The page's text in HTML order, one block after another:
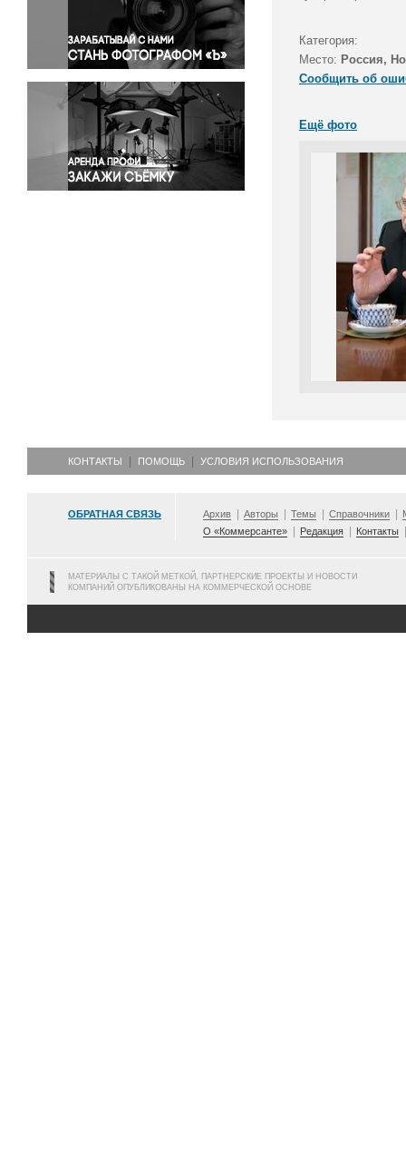
Правосудие
Происшествия и конфликты
Религия
Светская жизнь
Спорт
Экология
Экономика и бизнес
Категория:
Место: Россия,
Сообщить об
Ещё фото
КОНТАКТЫ ПОМОЩЬ УСЛОВИЯ ИСПОЛЬЗОВАНИЯ
ОБРАТНАЯ СВЯЗЬ Архив Авторы Темы Справочники
О «Коммерсанте»
Редакция Контакты
МАТЕРИАЛЫ С ТАКОЙ МЕТКОЙ, ПАРТНЕРСКИЕ ПРОЕКТЫ И НОВОСТИ
КОМПАНИЙ ОПУБЛИКОВАНЫ НА КОММЕРЧЕСКОЙ ОСНОВЕ